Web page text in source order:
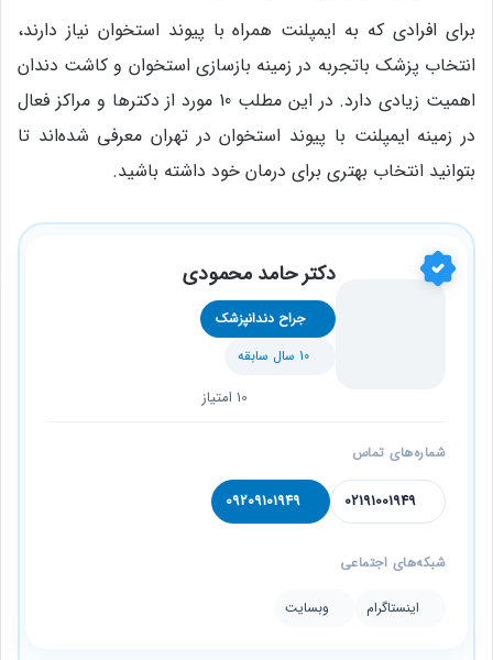
برای افرادی که به ایمپلنت همراه با پیوند استخوان نیاز دارند،
انتخاب پزشک باتجربه در زمینه بازسازی استخوان و کاشت دندان
اهمیت زیادی دارد. در این مطلب 10 مورد از دکترها و مراکز فعال
در زمینه ایمپلنت با پیوند استخوان در تهران معرفی شده‌اند تا
بتوانید انتخاب بهتری برای درمان خود داشته باشید.
دكتر حامد محمودی
جراح دندانپزشک
10 سال سابقه
10 امتیاز
شماره‌های تماس
02191001949
09209101949
شبکه‌های اجتماعی
اینستاگرام وبسایت